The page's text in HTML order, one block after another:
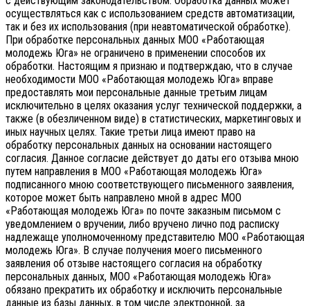
осуществляться как с использованием средств автоматизации,
так и без их использования (при неавтоматической обработке).
При обработке персональных данных МОО «Работающая
молодежь Юга» не ограничено в применении способов их
обработки. Настоящим я признаю и подтверждаю, что в случае
необходимости МОО «Работающая молодежь Юга» вправе
предоставлять мои персональные данные третьим лицам
исключительно в целях оказания услуг технической поддержки, а
также (в обезличенном виде) в статистических, маркетинговых и
иных научных целях. Такие третьи лица имеют право на
обработку персональных данных на основании настоящего
согласия. Данное согласие действует до даты его отзыва мною
путем направления в МОО «Работающая молодежь Юга»
подписанного мною соответствующего письменного заявления,
которое может быть направлено мной в адрес МОО
«Работающая молодежь Юга» по почте заказным письмом с
уведомлением о вручении, либо вручено лично под расписку
надлежаще уполномоченному представителю МОО «Работающая
молодежь Юга». В случае получения моего письменного
заявления об отзыве настоящего согласия на обработку
персональных данных, МОО «Работающая молодежь Юга»
обязано прекратить их обработку и исключить персональные
данные из базы данных, в том числе электронной, за